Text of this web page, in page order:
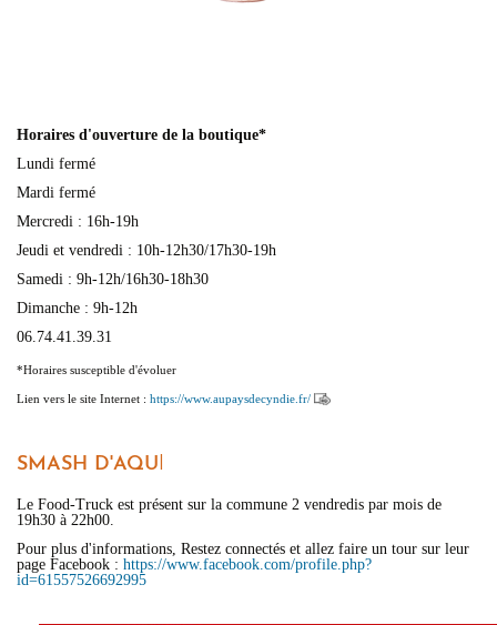
Horaires d'ouverture de la boutique*
Lundi fermé
Mardi fermé
Mercredi : 16h-19h
Jeudi et vendredi : 10h-12h30/17h30-19h
Samedi : 9h-12h/16h30-18h30
Dimanche : 9h-12h
06.74.41.39.31
*Horaires susceptible d'évoluer
Lien vers le site Internet : https://www.aupaysdecyndie.fr/
SMASH D'AQUI
Le Food-Truck est présent sur la commune 2 vendredis par mois de
19h30 à 22h00.
Pour plus d'informations, Restez connectés et allez faire un tour sur leur
page Facebook : https://www.facebook.com/profile.php?
id=61557526692995